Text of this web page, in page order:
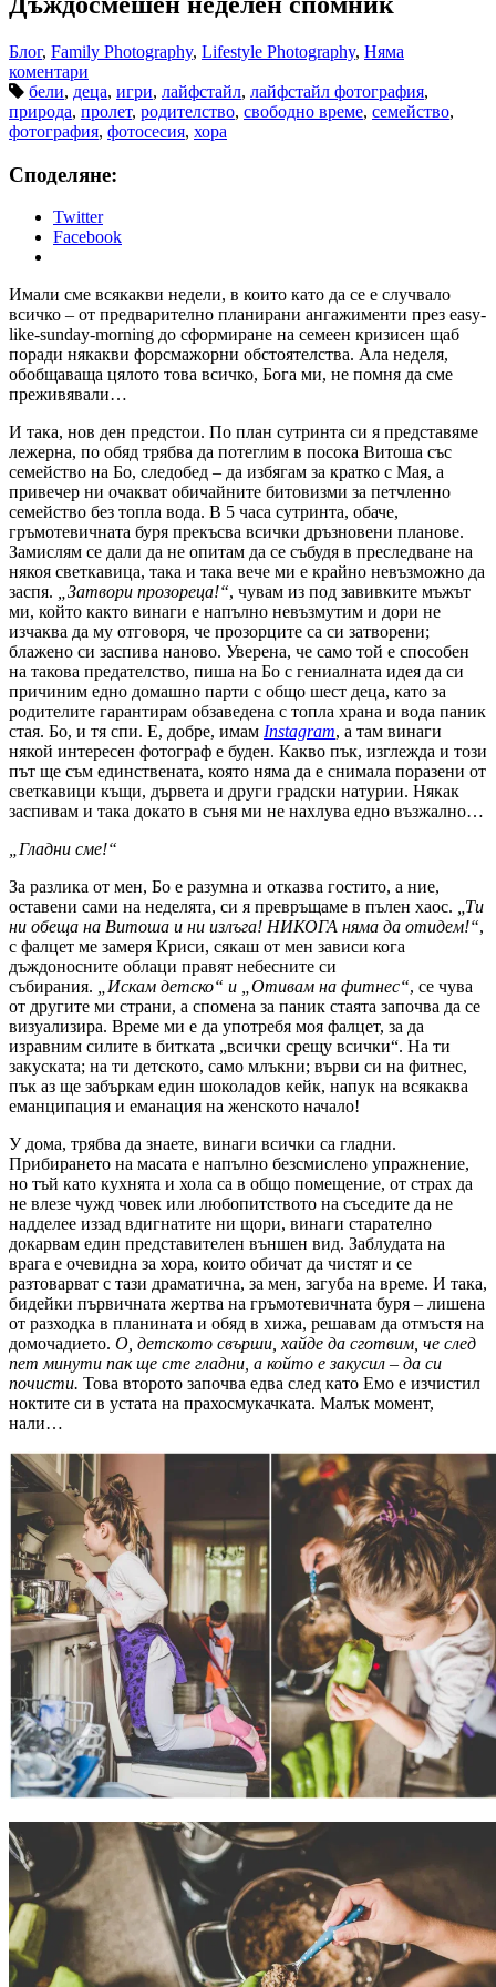
Блог, Family Photography, Lifestyle Photography, Няма
коментари
бели, деца, игри, лайфстайл, лайфстайл фотография,
природа, пролет, родителство, свободно време, семейство,
фотография, фотосесия, хора
Споделяне:
Twitter
Facebook
Имали сме всякакви недели, в които като да се е случвало
всичко – от предварително планирани ангажименти през easy-
like-sunday-morning до сформиране на семеен кризисен щаб
поради някакви форсмажорни обстоятелства. Ала неделя,
обобщаваща цялото това всичко, Бога ми, не помня да сме
преживявали…
И така, нов ден предстои. По план сутринта си я представяме
лежерна, по обяд трябва да потеглим в посока Витоша със
семейство на Бо, следобед – да избягам за кратко с Мая, а
привечер ни очакват обичайните битовизми за петчленно
семейство без топла вода. В 5 часа сутринта, обаче,
гръмотевичната буря прекъсва всички дръзновени планове.
Замислям се дали да не опитам да се събудя в преследване на
някоя светкавица, така и така вече ми е крайно невъзможно да
заспя.
„Затвори прозореца!“, чувам из под завивките мъжът
ми, който както винаги е напълно невъзмутим и дори не
изчаква да му отговоря, че прозорците са си затворени;
блажено си заспива наново. Уверена, че само той е способен
на такова предателство, пиша на Бо с гениалната идея да си
причиним едно домашно парти с общо шест деца, като за
родителите гарантирам обзаведена с топла храна и вода паник
стая. Бо, и тя спи. Е, добре, имам Instagram, а там винаги
някой интересен фотограф е буден. Какво пък, изглежда и този
път ще съм единствената, която няма да е снимала поразени от
светкавици къщи, дървета и други градски натурии. Някак
заспивам и така докато в съня ми не нахлува едно възжално…
„Гладни сме!“
За разлика от мен, Бо е разумна и отказва гостито, а ние,
оставени сами на неделята, си я превръщаме в пълен хаос.
„Ти
ни обеща на Витоша и ни излъга! НИКОГА няма да отидем!“,
с фалцет ме замеря Криси, сякаш от мен зависи кога
дъждоносните облаци правят небесните си
събирания.
„Искам детско“ и „Отивам на фитнес“, се чува
от другите ми страни, а спомена за паник стаята започва да се
визуализира. Време ми е да употребя моя фалцет, за да
изравним силите в битката „всички срещу всички“. На ти
закуската; на ти детското, само млъкни; върви си на фитнес,
пък аз ще забъркам един шоколадов кейк, напук на всякаква
еманципация и еманация на женското начало!
У дома, трябва да знаете, винаги всички са гладни.
Прибирането на масата е напълно безсмислено упражнение,
но тъй като кухнята и хола са в общо помещение, от страх да
не влезе чужд човек или любопитството на съседите да не
надделее иззад вдигнатите ни щори, винаги старателно
докарвам един представителен външен вид. Заблудата на
врага е очевидна за хора, които обичат да чистят и се
разтоварват с тази драматична, за мен, загуба на време. И така,
бидейки първичната жертва на гръмотевичната буря – лишена
от разходка в планината и обяд в хижа, решавам да отмъстя на
домочадието. О, детското свърши, хайде да сготвим, че след
пет минути пак ще сте гладни, а който е закусил – да си
почисти. Това второто започва едва след като Емо е изчистил
ноктите си в устата на прахосмукачката. Малък момент,
нали…